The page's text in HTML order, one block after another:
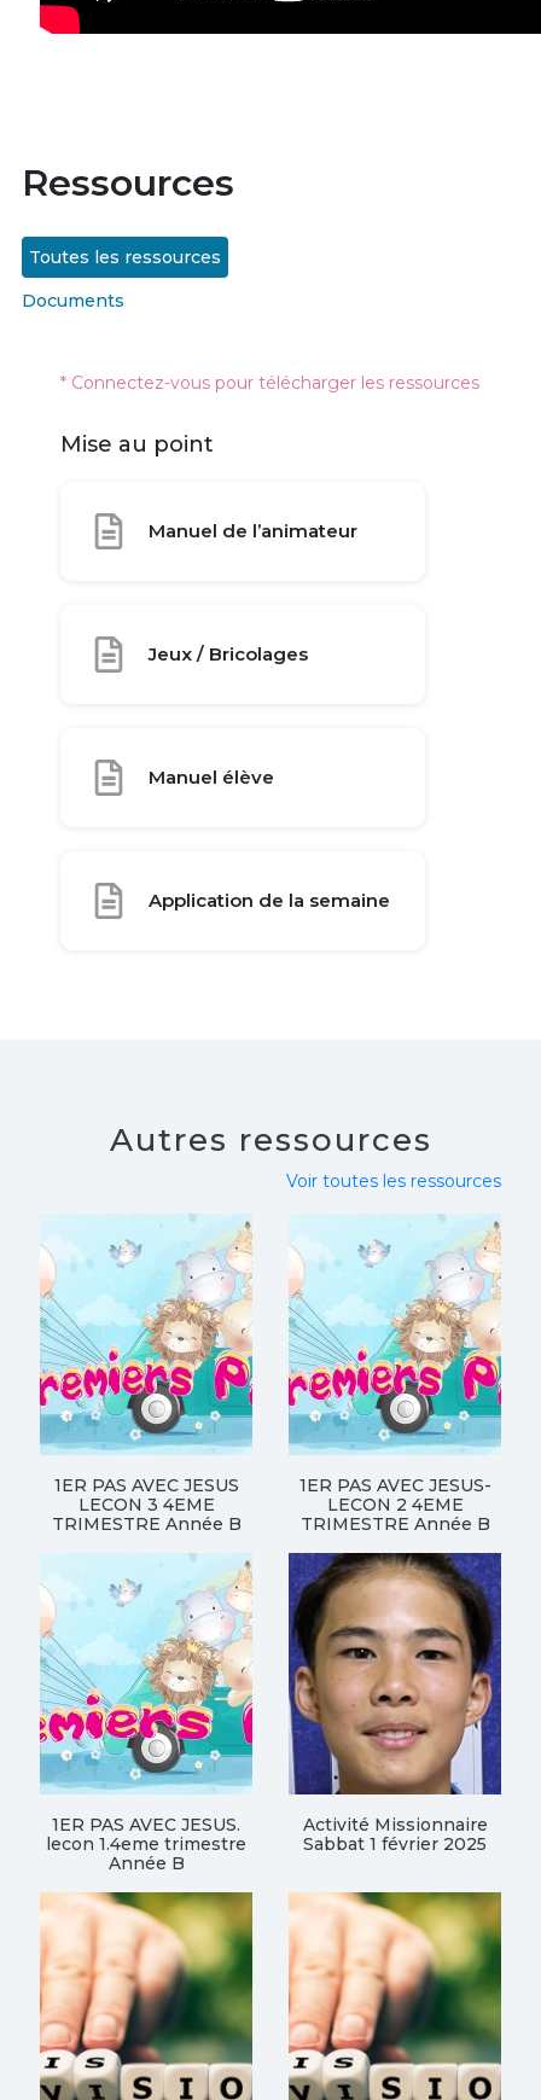
Ressources
Toutes les ressources
Documents
* Connectez-vous pour télécharger les ressources
Mise au point
Manuel de l’animateur
Jeux / Bricolages
Manuel élève
Application de la semaine
Autres ressources
Voir toutes les ressources
1ER PAS AVEC JESUS
LECON 3 4EME
TRIMESTRE Année B
1ER PAS AVEC JESUS-
LECON 2 4EME
TRIMESTRE Année B
1ER PAS AVEC JESUS.
lecon 1.4eme trimestre
Année B
Activité Missionnaire
Sabbat 1 février 2025